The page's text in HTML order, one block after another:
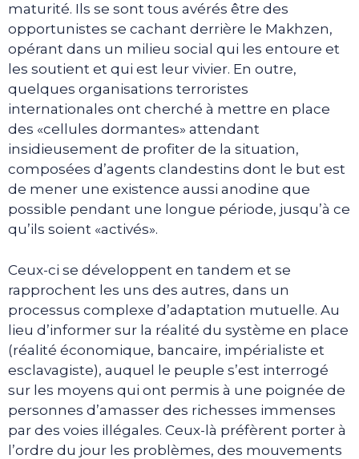
maturité. Ils se sont tous avérés être des
opportunistes se cachant derrière le Makhzen,
opérant dans un milieu social qui les entoure et
les soutient et qui est leur vivier. En outre,
quelques organisations terroristes
internationales ont cherché à mettre en place
des «cellules dormantes» attendant
insidieusement de profiter de la situation,
composées d’agents clandestins dont le but est
de mener une existence aussi anodine que
possible pendant une longue période, jusqu’à ce
qu’ils soient «activés».
Ceux-ci se développent en tandem et se
rapprochent les uns des autres, dans un
processus complexe d’adaptation mutuelle. Au
lieu d’informer sur la réalité du système en place
(réalité économique, bancaire, impérialiste et
esclavagiste), auquel le peuple s’est interrogé
sur les moyens qui ont permis à une poignée de
personnes d’amasser des richesses immenses
par des voies illégales. Ceux-là préfèrent porter à
l’ordre du jour les problèmes, des mouvements